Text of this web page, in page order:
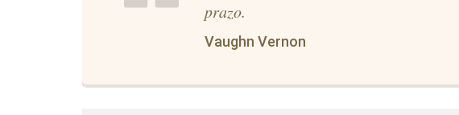
prazo.
Vaughn Vernon